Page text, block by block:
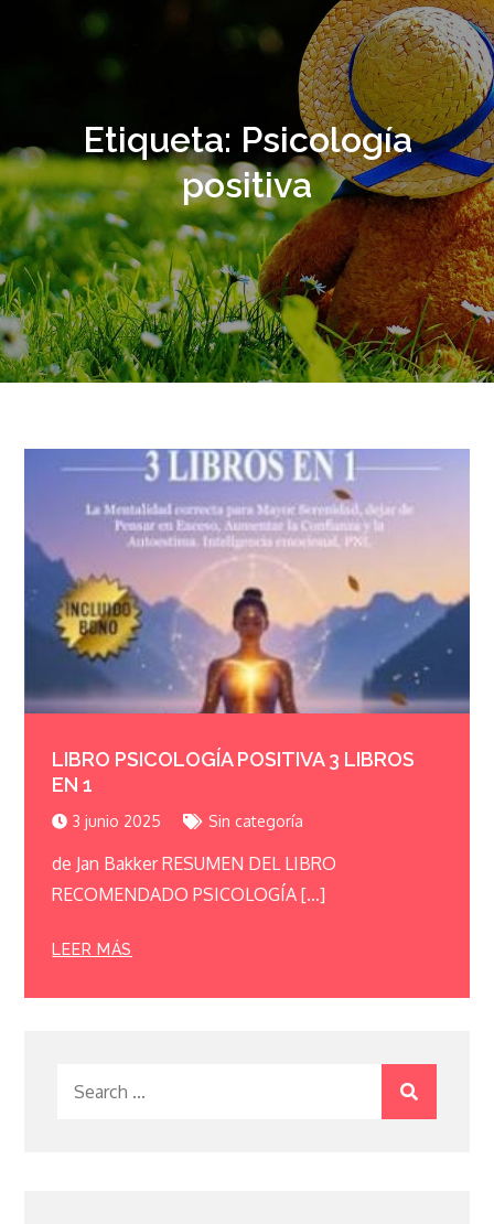
Etiqueta: Psicología
positiva
LIBRO PSICOLOGÍA POSITIVA 3 LIBROS
EN 1
3 junio 2025 Sin categoría
de Jan Bakker RESUMEN DEL LIBRO
RECOMENDADO PSICOLOGÍA […]
LEER MÁS